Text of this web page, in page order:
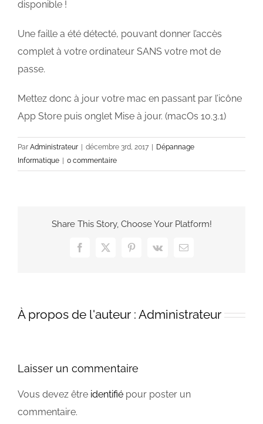
disponible !
Une faille a été détecté, pouvant donner l’accès
complet à votre ordinateur SANS votre mot de
passe.
Mettez donc à jour votre mac en passant par l’icône
App Store puis onglet Mise à jour. (macOs 10.3.1)
Par Administrateur décembre 3rd, 2017
Dépannage
Informatique
0 commentaire
Share This Story, Choose Your Platform!
Facebook
X Pinterest
Vk Email
À propos de l'auteur : Administrateur
Laisser un commentaire
Vous devez être identifié pour poster un
commentaire.